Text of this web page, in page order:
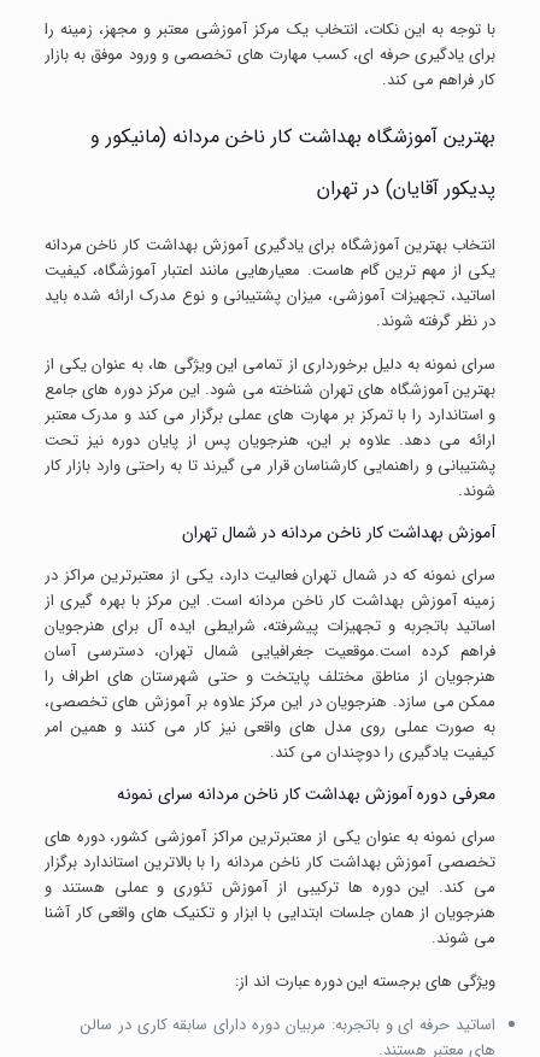
با توجه به این نکات، انتخاب یک مرکز آموزشی معتبر و مجهز، زمینه را
برای یادگیری حرفه ای، کسب مهارت های تخصصی و ورود موفق به بازار
کار فراهم می کند.
بهترین آموزشگاه بهداشت کار ناخن مردانه (مانیکور و
پدیکور آقایان) در تهران
انتخاب بهترین آموزشگاه برای یادگیری آموزش بهداشت کار ناخن مردانه
یکی از مهم ترین گام هاست. معیارهایی مانند اعتبار آموزشگاه، کیفیت
اساتید، تجهیزات آموزشی، میزان پشتیبانی و نوع مدرک ارائه شده باید
در نظر گرفته شوند.
سرای نمونه به دلیل برخورداری از تمامی این ویژگی ها، به عنوان یکی از
بهترین آموزشگاه های تهران شناخته می شود. این مرکز دوره های جامع
و استاندارد را با تمرکز بر مهارت های عملی برگزار می کند و مدرک معتبر
ارائه می دهد. علاوه بر این، هنرجویان پس از پایان دوره نیز تحت
پشتیبانی و راهنمایی کارشناسان قرار می گیرند تا به راحتی وارد بازار کار
شوند.
آموزش بهداشت کار ناخن مردانه در شمال تهران
سرای نمونه که در شمال تهران فعالیت دارد، یکی از معتبرترین مراکز در
زمینه آموزش بهداشت کار ناخن مردانه است. این مرکز با بهره گیری از
اساتید باتجربه و تجهیزات پیشرفته، شرایطی ایده آل برای هنرجویان
فراهم کرده است.موقعیت جغرافیایی شمال تهران، دسترسی آسان
هنرجویان از مناطق مختلف پایتخت و حتی شهرستان های اطراف را
ممکن می سازد. هنرجویان در این مرکز علاوه بر آموزش های تخصصی،
به صورت عملی روی مدل های واقعی نیز کار می کنند و همین امر
کیفیت یادگیری را دوچندان می کند.
معرفی دوره آموزش بهداشت کار ناخن مردانه سرای نمونه
سرای نمونه به عنوان یکی از معتبرترین مراکز آموزشی کشور، دوره های
تخصصی آموزش بهداشت کار ناخن مردانه را با بالاترین استاندارد برگزار
می کند. این دوره ها ترکیبی از آموزش تئوری و عملی هستند و
هنرجویان از همان جلسات ابتدایی با ابزار و تکنیک های واقعی کار آشنا
می شوند.
ویژگی های برجسته این دوره عبارت اند از:
اساتید حرفه ای و باتجربه: مربیان دوره دارای سابقه کاری در سالن
های معتبر هستند.